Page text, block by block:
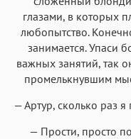
глазами, в которых
любопытство.
занимается. Упаси
важных занятий, так
промелькнувшим
— Артур, сколько раз
— Прости, просто